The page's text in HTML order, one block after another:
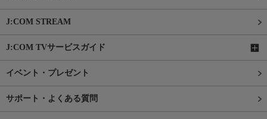
J:COM STREAM
J:COM TVサービスガイド
イベント・プレゼント
サポート・よくある質問